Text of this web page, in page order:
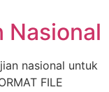
Nasional
nasional untuk
FILE